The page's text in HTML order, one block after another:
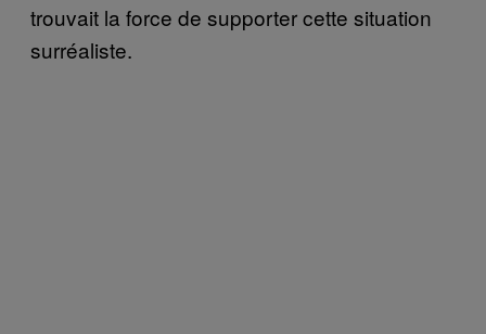
trouvait la force de supporter cette situation
surréaliste.